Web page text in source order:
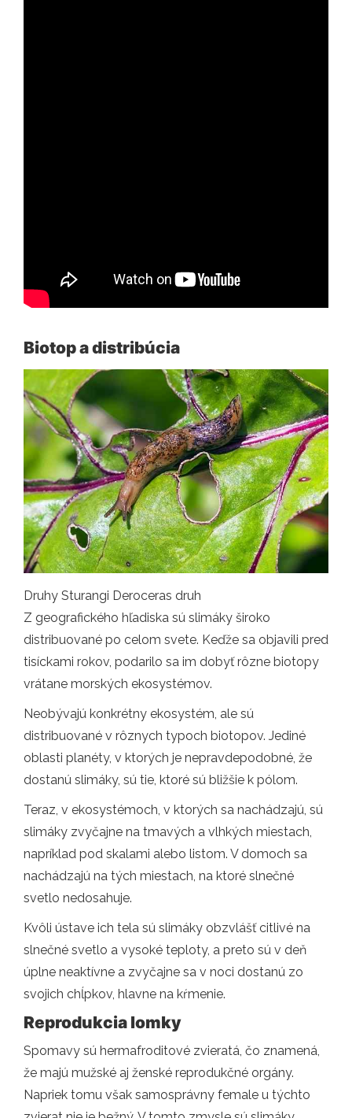
Biotop a distribúcia
Druhy Sturangi Deroceras druh
Z geografického hľadiska sú slimáky široko
distribuované po celom svete. Keďže sa objavili pred
tisíckami rokov, podarilo sa im dobyť rôzne biotopy
vrátane morských ekosystémov.
Neobývajú konkrétny ekosystém, ale sú
distribuované v rôznych typoch biotopov. Jediné
oblasti planéty, v ktorých je nepravdepodobné, že
dostanú slimáky, sú tie, ktoré sú bližšie k pólom.
Teraz, v ekosystémoch, v ktorých sa nachádzajú, sú
slimáky zvyčajne na tmavých a vlhkých miestach,
napríklad pod skalami alebo listom. V domoch sa
nachádzajú na tých miestach, na ktoré slnečné
svetlo nedosahuje.
Kvôli ústave ich tela sú slimáky obzvlášť citlivé na
slnečné svetlo a vysoké teploty, a preto sú v deň
úplne neaktívne a zvyčajne sa v noci dostanú zo
svojich chĺpkov, hlavne na kŕmenie.
Reprodukcia lomky
Spomavy sú hermafroditové zvieratá, čo znamená,
že majú mužské aj ženské reprodukčné orgány.
Napriek tomu však samosprávny female u týchto